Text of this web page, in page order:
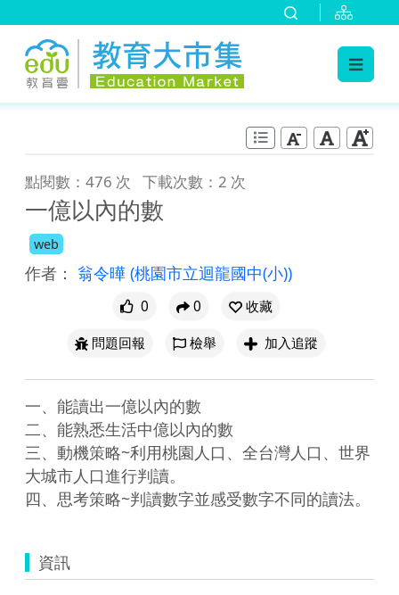
點閱數：476 次 下載次數：2 次
一億以內的數
web
作者： 翁令曄 (桃園市立迴龍國中(小))
0 0
收藏
問題回報
檢舉 加入追蹤
一、能讀出一億以內的數
二、能熟悉生活中億以內的數
三、動機策略~利用桃園人口、全台灣人口、世界
大城市人口進行判讀。
資訊